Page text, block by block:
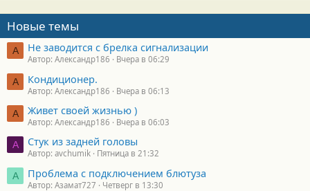
Новые темы
А Не заводится с брелка сигнализации
Автор: Александр186 Вчера в 06:29
А Кондиционер.
Автор: Александр186 Вчера в 06:13
А Живет своей жизнью )
Автор: Александр186 Вчера в 06:03
A Стук из задней головы
Автор: avchumik Пятница в 21:32
А Проблема с подключением блютуза
Автор: Азамат727 Четверг в 13:30